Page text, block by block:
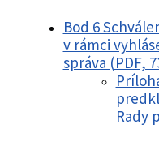
Bod 6
v rámci
správa (PDF,
Rady